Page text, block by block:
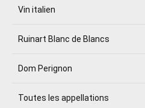
Vin italien
Ruinart Blanc de Blancs
Dom Perignon
Toutes les appellations